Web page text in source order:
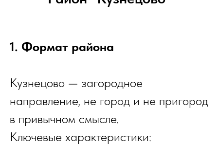
1. Формат района
Кузнецово — загородное
направление, не город и не пригород
в привычном смысле.
Ключевые характеристики: